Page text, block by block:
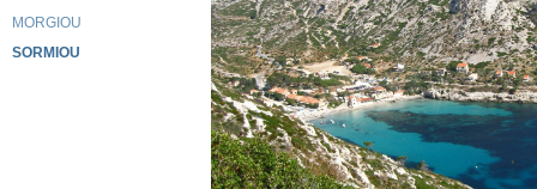
MORGIOU
SORMIOU